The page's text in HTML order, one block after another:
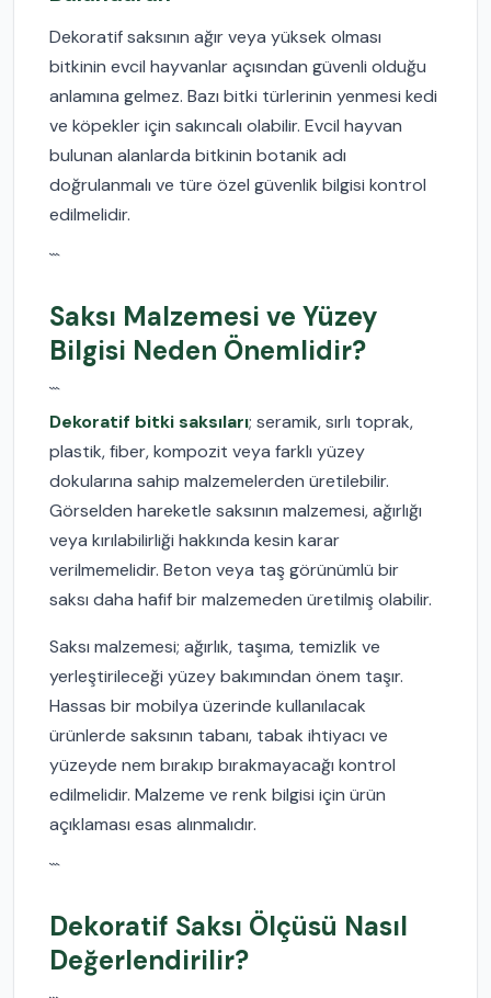
Dekoratif saksının ağır veya yüksek olması
bitkinin evcil hayvanlar açısından güvenli olduğu
anlamına gelmez. Bazı bitki türlerinin yenmesi kedi
ve köpekler için sakıncalı olabilir. Evcil hayvan
bulunan alanlarda bitkinin botanik adı
doğrulanmalı ve türe özel güvenlik bilgisi kontrol
edilmelidir.
```
Saksı Malzemesi ve Yüzey
Bilgisi Neden Önemlidir?
```
Dekoratif bitki saksıları; seramik, sırlı toprak,
plastik, fiber, kompozit veya farklı yüzey
dokularına sahip malzemelerden üretilebilir.
Görselden hareketle saksının malzemesi, ağırlığı
veya kırılabilirliği hakkında kesin karar
verilmemelidir. Beton veya taş görünümlü bir
saksı daha hafif bir malzemeden üretilmiş olabilir.
Saksı malzemesi; ağırlık, taşıma, temizlik ve
yerleştirileceği yüzey bakımından önem taşır.
Hassas bir mobilya üzerinde kullanılacak
ürünlerde saksının tabanı, tabak ihtiyacı ve
yüzeyde nem bırakıp bırakmayacağı kontrol
edilmelidir. Malzeme ve renk bilgisi için ürün
açıklaması esas alınmalıdır.
```
Dekoratif Saksı Ölçüsü Nasıl
Değerlendirilir?